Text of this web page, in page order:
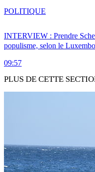
INTERVIEW : Prendre
populisme, selon le
09:57
POLITIQUE
PLUS DE CETTE